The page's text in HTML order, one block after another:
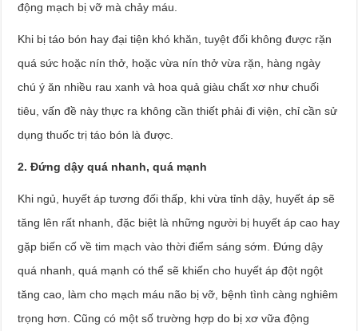
động mạch bị vỡ mà chảy máu.
Khi bị táo bón hay đại tiện khó khăn, tuyệt đối không được rặn
quá sức hoặc nín thở, hoặc vừa nín thở vừa rặn, hàng ngày
chú ý ăn nhiều rau xanh và hoa quả giàu chất xơ như chuối
tiêu, vấn đề này thực ra không cần thiết phải đi viện, chỉ cần sử
dụng thuốc trị táo bón là được.
2. Đứng dậy quá nhanh, quá mạnh
Khi ngủ, huyết áp tương đối thấp, khi vừa tỉnh dậy, huyết áp sẽ
tăng lên rất nhanh, đặc biệt là những người bị huyết áp cao hay
gặp biến cố về tim mạch vào thời điểm sáng sớm. Đứng dậy
quá nhanh, quá mạnh có thể sẽ khiến cho huyết áp đột ngột
tăng cao, làm cho mạch máu não bị vỡ, bệnh tình càng nghiêm
trọng hơn. Cũng có một số trường hợp do bị xơ vữa động